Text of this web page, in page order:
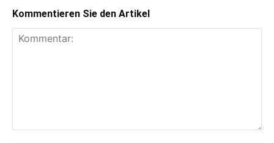
Kommentieren Sie den Artikel